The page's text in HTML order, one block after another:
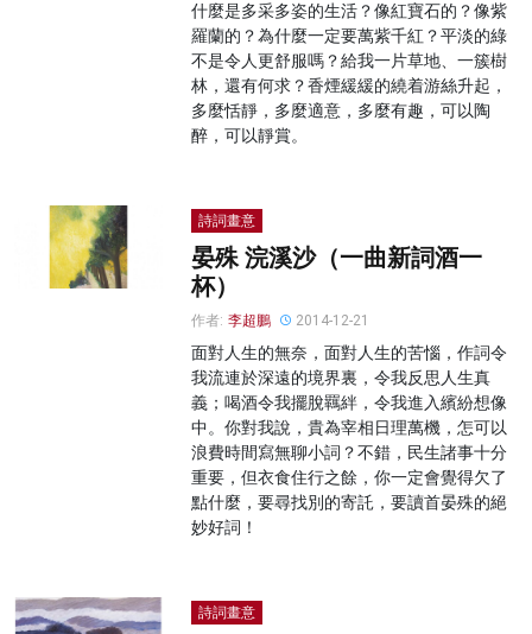
什麼是多采多姿的生活？像紅寶石的？像紫
羅蘭的？為什麼一定要萬紫千紅？平淡的綠
不是令人更舒服嗎？給我一片草地、一簇樹
林，還有何求？香煙緩緩的繞着游絲升起，
多麼恬靜，多麼適意，多麼有趣，可以陶
醉，可以靜賞。
詩詞畫意
晏殊 浣溪沙（一曲新詞酒一
杯）
作者: 李超鵬 2014-12-21
面對人生的無奈，面對人生的苦惱，作詞令
我流連於深遠的境界裏，令我反思人生真
義；喝酒令我擺脫羈絆，令我進入繽紛想像
中。你對我說，貴為宰相日理萬機，怎可以
浪費時間寫無聊小詞？不錯，民生諸事十分
重要，但衣食住行之餘，你一定會覺得欠了
點什麼，要尋找別的寄託，要讀首晏殊的絕
妙好詞！
詩詞畫意